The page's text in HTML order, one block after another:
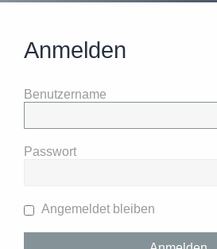
Anmelden
Benutzername
Passwort
Angemeldet bleiben